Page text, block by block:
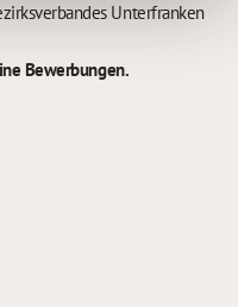
Unterfranken
Bewerbungen.